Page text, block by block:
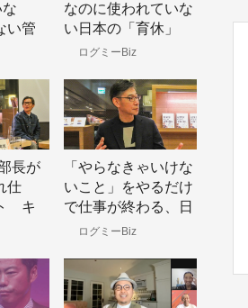
い管
して
まず
マイ
なのに使われていな
い日本の「育休」
男性取得者が誤解し
てない0歳児との時
間
ログミーBiz
長が
仕
キ
決め
「やらなきゃいけな
いこと」をやるだけ
で仕事が終わる、日
本の働き方改革 会
ら「やりたいこと」
を叶える思考法
ログミーBiz